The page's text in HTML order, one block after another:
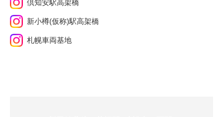
倶知安駅高架橋
新小樽(仮称)駅高架橋
札幌車両基地